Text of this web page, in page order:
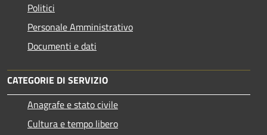
Politici
Personale Amministrativo
Documenti e dati
CATEGORIE DI SERVIZIO
Anagrafe e stato civile
Cultura e tempo libero